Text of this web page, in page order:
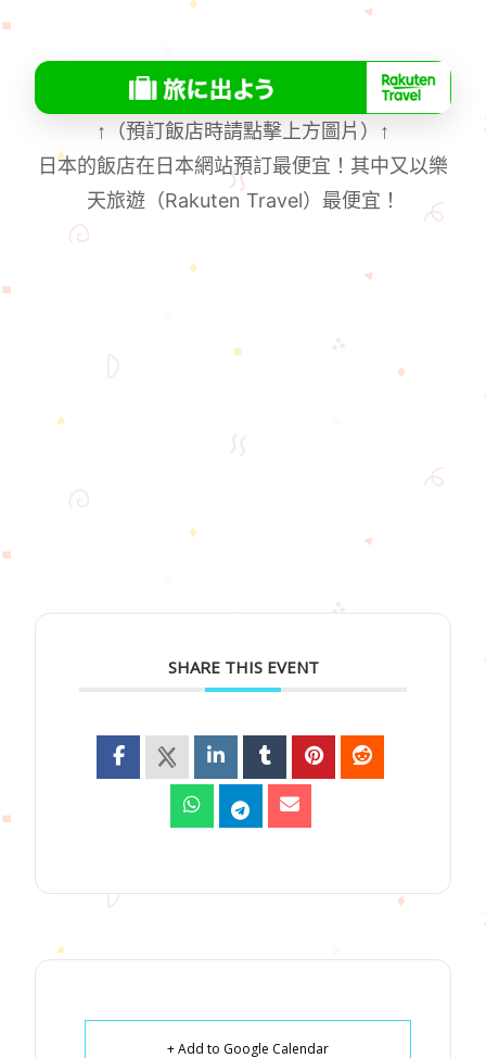
↑ （預訂飯店時請點擊上方圖片） ↑
日本的飯店在日本網站預訂最便宜！其中又以樂
天旅遊（Rakuten Travel）最便宜！
SHARE THIS EVENT
+ Add to Google Calendar